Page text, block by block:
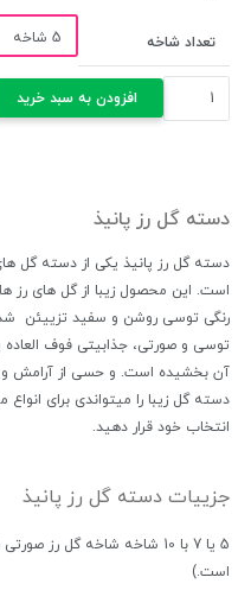
تعداد شاخه
دسته
افزودن به سبد خرید
دسته گل رز پانیذ
دسته گل رز پانیذ یکی از دسته گل
است. این محصول زیبا از گل های
رنگی توسی روشن و سفید تزییئن
توسی و صورتی، جذابیتی فوف
آن بخشیده است. و حسی از آرامش و
دسته گل زیبا را میتواندی برای
انتخاب خود قرار دهید.
جزییات دسته گل رز پانیذ
5 یا 7 با 10 شاخه شاخه گل
است.)